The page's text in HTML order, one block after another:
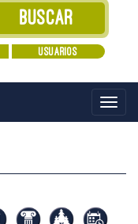
Usuarios